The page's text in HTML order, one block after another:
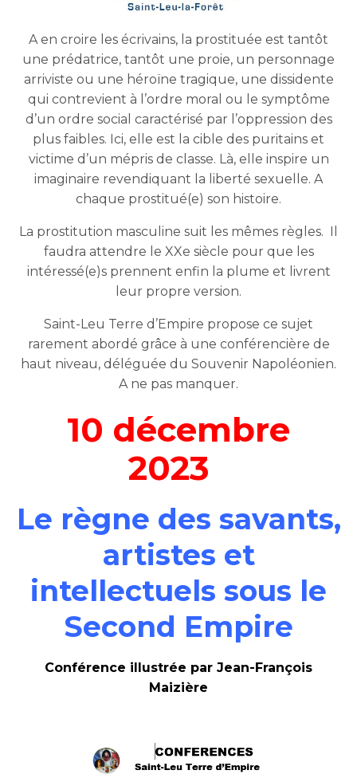
A en croire les écrivains, la prostituée est tantôt
une prédatrice, tantôt une proie, un personnage
arriviste ou une héroïne tragique, une dissidente
qui contrevient à l’ordre moral ou le symptôme
d’un ordre social caractérisé par l’oppression des
plus faibles. Ici, elle est la cible des puritains et
victime d’un mépris de classe. Là, elle inspire un
imaginaire revendiquant la liberté sexuelle. A
chaque prostitué(e) son histoire.
La prostitution masculine suit les mêmes règles. Il
faudra attendre le XXe siècle pour que les
intéressé(e)s prennent enfin la plume et livrent
leur propre version.
Saint-Leu Terre d’Empire propose ce sujet
rarement abordé grâce à une conférencière de
haut niveau, déléguée du Souvenir Napoléonien.
A ne pas manquer.
10 décembre
2023
Le règne des savants,
artistes et
intellectuels sous le
Second Empire
Conférence illustrée par Jean-François
Maizière